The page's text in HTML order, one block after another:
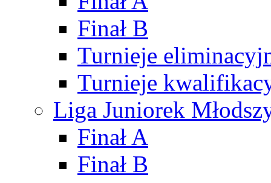
Finał B
Turnieje
Turnieje
Liga Juniorek
Finał A
Finał B